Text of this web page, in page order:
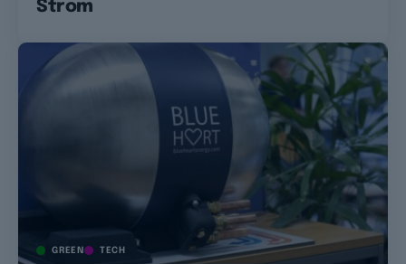
Strom
GREEN TECH